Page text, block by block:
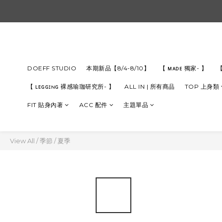
DOEFF STUDIO 本期新品【8/4-8/10】 【 ᴍᴀᴅᴇ 獨家- 】
【 ʟᴇɢɢɪɴɢ 裸感瑜珈研究所- 】 ALL IN | 所有商品 TOP 上身類
FIT 貼身內著 ACC 配件 主題單品
View All /季節 /夏季